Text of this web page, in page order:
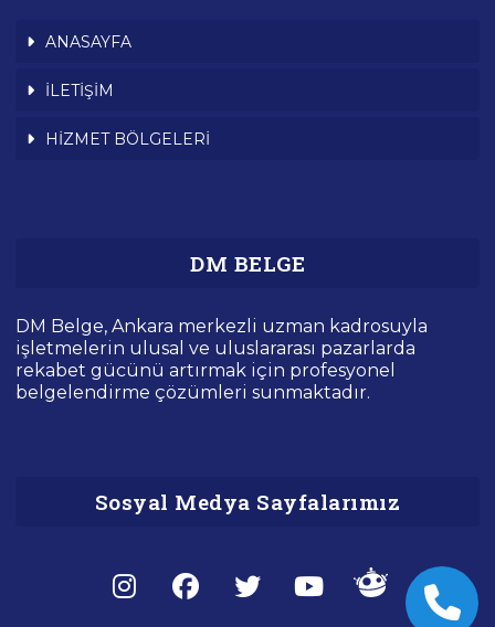
ANASAYFA
İLETİŞİM
HİZMET BÖLGELERİ
DM BELGE
DM Belge, Ankara merkezli uzman kadrosuyla
işletmelerin ulusal ve uluslararası pazarlarda
rekabet gücünü artırmak için profesyonel
belgelendirme çözümleri sunmaktadır.
Sosyal Medya Sayfalarımız